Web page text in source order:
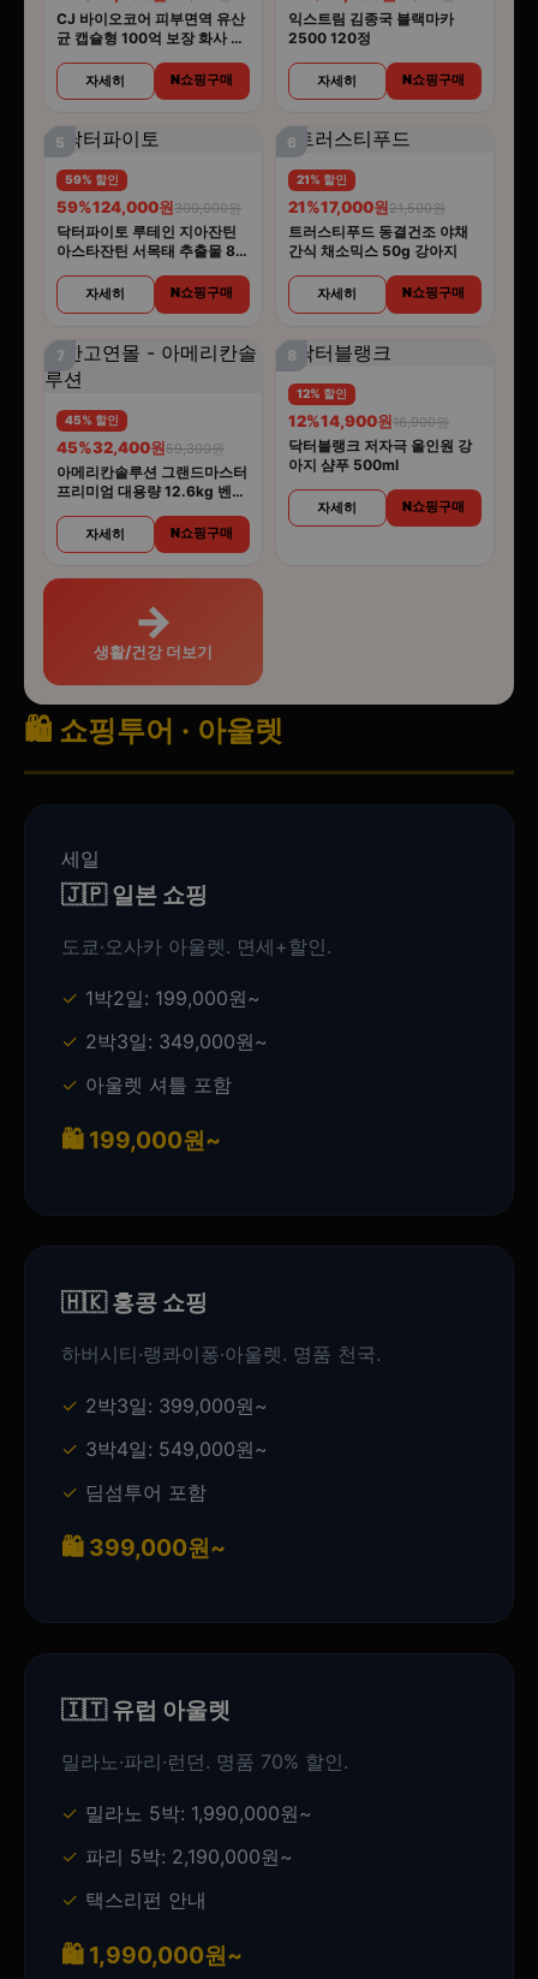
CJ 바이오코어 피부면역 유산
균 캡슐형 100억 보장 화사 유
자세히 N쇼핑구매
익스트림 김종국 블랙마카
2500 120정
자세히 N쇼핑구매
5
59% 할인
59%124,000원300,000원
닥터파이토 루테인 지아잔틴
아스타잔틴 서목태 추출물 8중
자세히 N쇼핑구매
6
21% 할인
21%17,000원21,500원
트러스티푸드 동결건조 야채
간식 채소믹스 50g 강아지
자세히 N쇼핑구매
7
45% 할인
45%32,400원59,300원
아메리칸솔루션 그랜드마스터
프리미엄 대용량 12.6kg 벤토
자세히 N쇼핑구매
8
12% 할인
12%14,900원16,900원
닥터블랭크 저자극 올인원 강
아지 샴푸 500ml
자세히 N쇼핑구매
→
생활/건강 더보기
🛍️ 쇼핑투어 · 아울렛
세일
🇯🇵 일본 쇼핑
도쿄·오사카 아울렛. 면세+할인.
1박2일: 199,000원~
2박3일: 349,000원~
아울렛 셔틀 포함
🛍️ 199,000원~
🇭🇰 홍콩 쇼핑
하버시티·랭콰이퐁·아울렛. 명품 천국.
2박3일: 399,000원~
3박4일: 549,000원~
딤섬투어 포함
🛍️ 399,000원~
🇮🇹 유럽 아울렛
밀라노·파리·런던. 명품 70% 할인.
밀라노 5박: 1,990,000원~
파리 5박: 2,190,000원~
택스리펀 안내
🛍️ 1,990,000원~